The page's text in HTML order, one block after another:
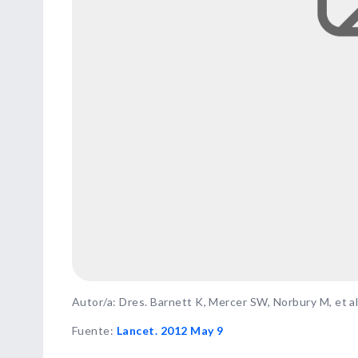
Autor/a: Dres. Barnett K, Mercer SW, Norbury M, et
Fuente: Lancet. 2012 May 9